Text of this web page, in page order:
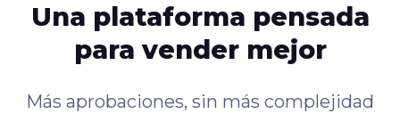
Una plataforma pensada
para vender mejor
Más aprobaciones, sin más complejidad